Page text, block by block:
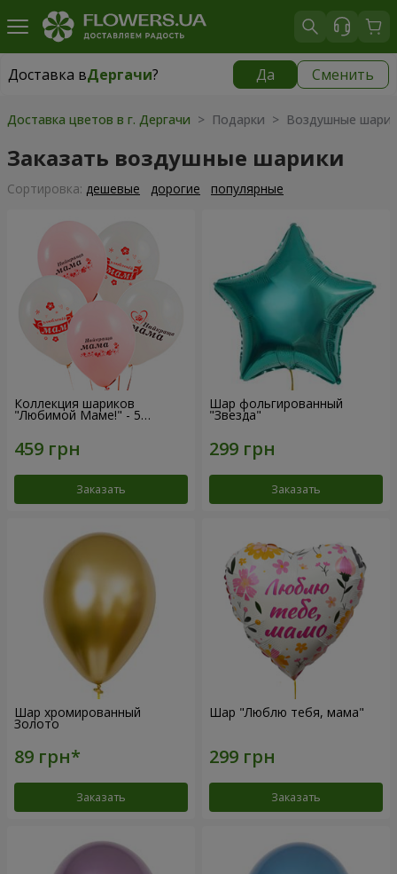
Доставка вДергачи? Да Сменить
Доставка вДергачи|
Доставка цветов в г. Дергачи > Подарки > Воздушные
Заказать воздушные шарики
Cортировка: дешевые дорогие популярные
Коллекция шариков
"Любимой Маме!" - 5
Заказать
Шар фольгированный
"Звезда"
Заказать
Шар хромированный
Золото
Заказать
Шар "Люблю тебя, мама"
Заказать